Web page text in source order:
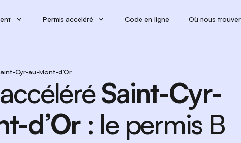
Permis accéléré Code en ligne Où nous trouver
Cyr-au-Mont-d’Or
Saint-Cyr-
d’Or : le permis B